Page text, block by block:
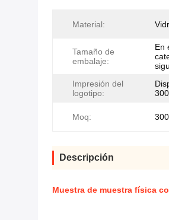
Material:
Tamaño de
embalaje:
En
Impresión del
logotipo:
Moq:
Descripción
Muestra de muestra física